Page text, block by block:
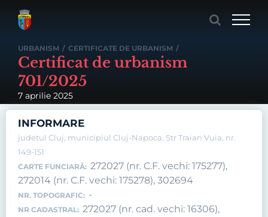
URBANISM / CERTIFICATE DE URBANISM /
Certificat de urbanism
701/2025
7 aprilie 2025
INFORMARE
judetul Cluj, municipiul Cluj-Napoca, Str Traian Vuia, nr.
149-151
CARTE FUNCIARĂ: 272027 (nr. C.F. vechi: 175277),
272014 (nr. C.F. vechi: 175278), 302694
NR. TOPOGRAFIC: -
NR CADASTRAL: 272027 (nr. cad. vechi: 16306),